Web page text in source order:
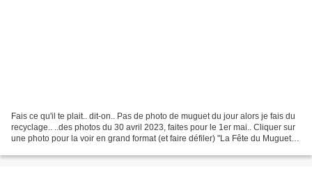
Fais ce qu'il te plait.. dit-on.. Pas de photo de muguet du jour alors je fais du
recyclage.. ..des photos du 30 avril 2023, faites pour le 1er mai.. Cliquer sur
une photo pour la voir en grand format (et faire défiler) "La Fête du Muguet"